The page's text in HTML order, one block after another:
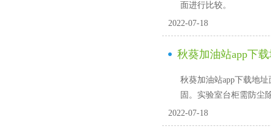
面进行比较。
2022-07-18
秋葵加油站app下
秋葵加油站app下载地址
固。实验室台柜需防尘
2022-07-18